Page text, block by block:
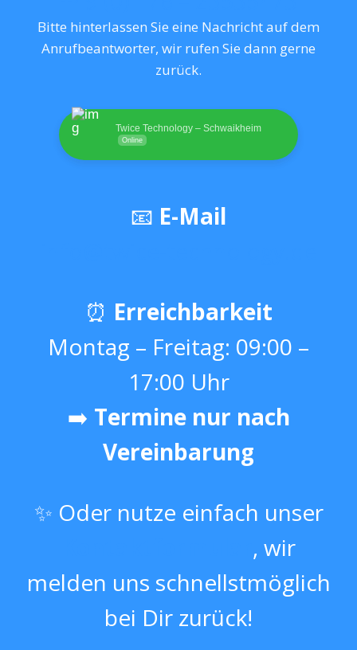
Bitte hinterlassen Sie eine Nachricht auf dem
Anrufbeantworter, wir rufen Sie dann gerne
zurück.
Twice Technology – Schwaikheim
Online
📧 E-Mail
⏰ Erreichbarkeit
Montag – Freitag: 09:00 –
17:00 Uhr
➡️ Termine nur nach
Vereinbarung
✨ Oder nutze einfach unser
, wir
melden uns schnellstmöglich
bei Dir zurück!